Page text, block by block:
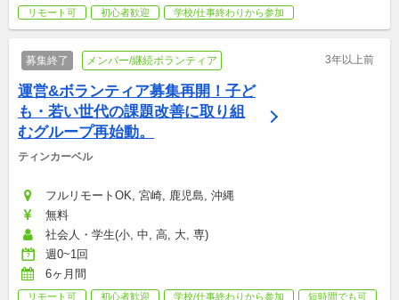
リモート可 初心者歓迎 学校/仕事終わりから参加
募集終了 メンバー/継続ボランティア 3年以上前
運営&ボランティア募集再開！子ど
も・若い世代の課題改善に取り組
むグループ再始動。
ティンカーベル
フルリモートOK, 宮崎, 鹿児島, 沖縄
無料
社会人・学生(小, 中, 高, 大, 専)
週0~1回
6ヶ月間
リモート可 初心者歓迎 学校/仕事終わりから参加 短時間でも可